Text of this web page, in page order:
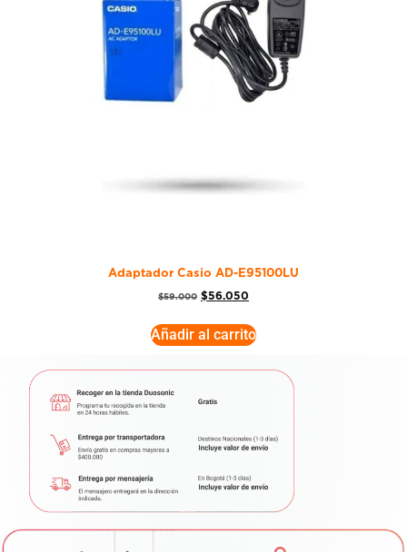
Adaptador Casio AD-E95100LU
$59.000 $56.050
Añadir al carrito